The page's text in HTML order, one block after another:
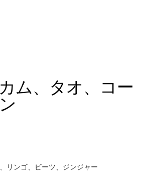
ム、タオ、コー
リンゴ、ビーツ、ジンジャー